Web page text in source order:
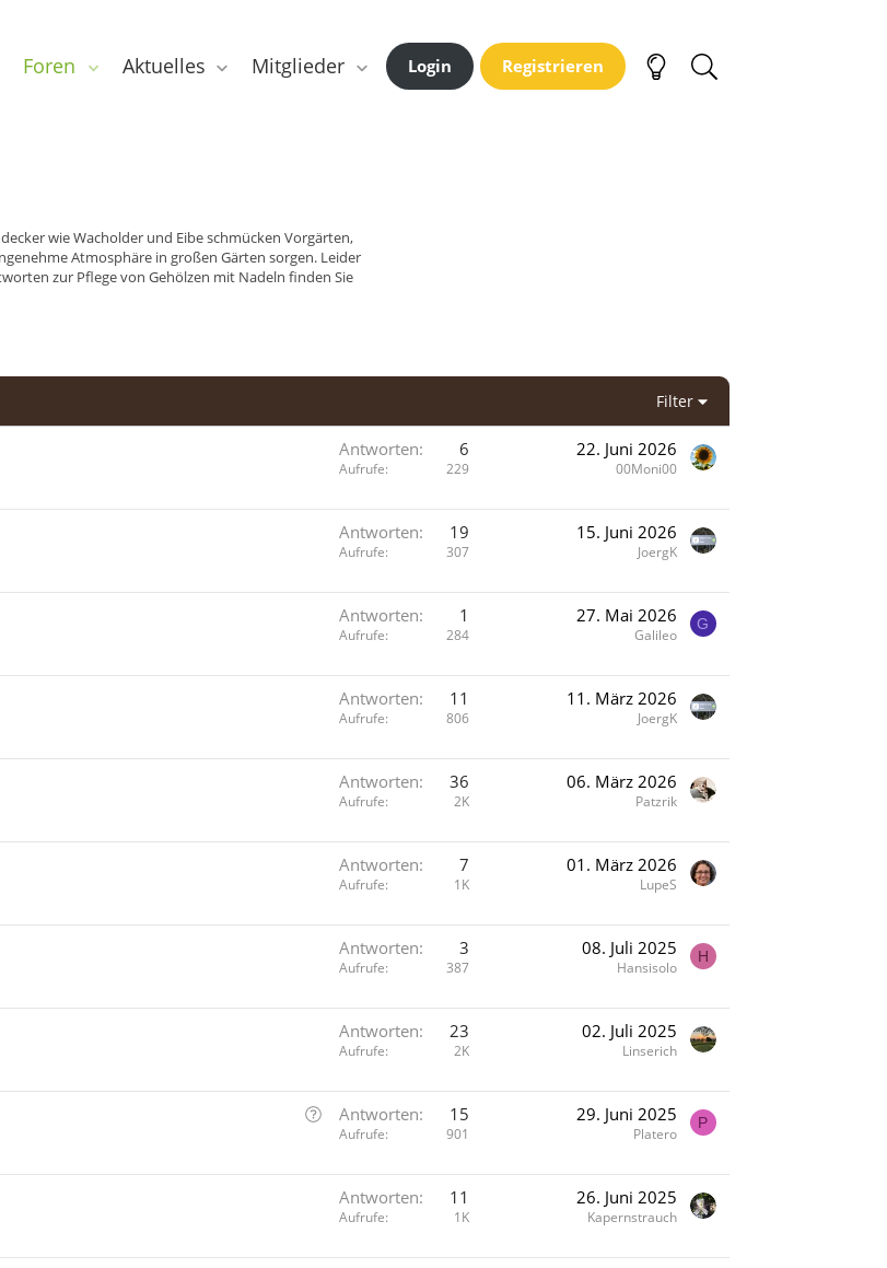
Foren Aktuelles Mitglieder Login Registrieren
wie Wacholder und Eibe schmücken Vorgärten,
Atmosphäre in großen Gärten sorgen. Leider
zur Pflege von Gehölzen mit Nadeln finden Sie
Filter
Antworten 6
Aufrufe 229
22. Juni 2026
00Moni00
Antworten 19
Aufrufe 307
15. Juni 2026
JoergK
Antworten 1
Aufrufe 284
27. Mai 2026
Galileo
G
Antworten 11
Aufrufe 806
11. März 2026
JoergK
Antworten 36
Aufrufe 2K
06. März 2026
Patzrik
Antworten 7
Aufrufe 1K
01. März 2026
LupeS
Antworten 3
Aufrufe 387
08. Juli 2025
Hansisolo
H
Antworten 23
Aufrufe 2K
02. Juli 2025
Linserich
F
g
Antworten 15
Aufrufe 901
29. Juni 2025
Platero
P
Antworten 11
Aufrufe 1K
26. Juni 2025
Kapernstrauch